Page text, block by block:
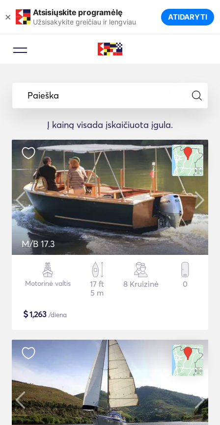
× Atsisiųskite programėlę
Užsisakykite greičiau ir lengviau ATIDARYTI
Paieška
Į kainą visada įskaičiuota įgula.
M/B 17.3
Motorinė valtis
17 ft
5 m
8 Kruizinė 0
$1,263 /diena